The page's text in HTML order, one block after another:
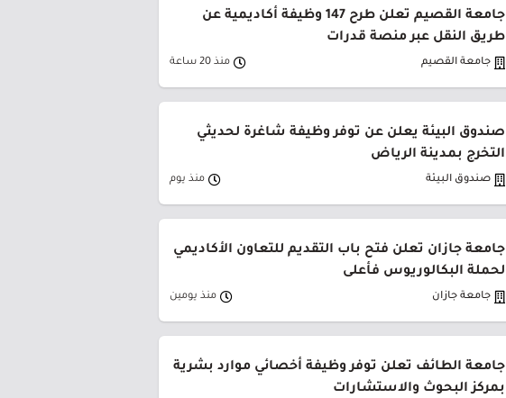
جامعة القصيم تعلن طرح 147 وظيفة أكاديمية عن
طريق النقل عبر منصة قدرات
جامعة القصيم منذ 20 ساعة
صندوق البيئة يعلن عن توفر وظيفة شاغرة لحديثي
التخرج بمدينة الرياض
صندوق البيئة منذ يوم
جامعة جازان تعلن فتح باب التقديم للتعاون الأكاديمي
لحملة البكالوريوس فأعلى
جامعة جازان منذ يومين
جامعة الطائف تعلن توفر وظيفة أخصائي موارد بشرية
بمركز البحوث والاستشارات